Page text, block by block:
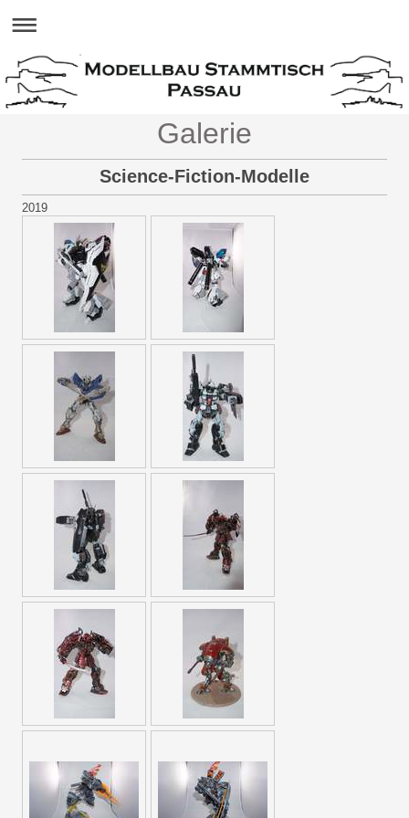
Galerie
Science-Fiction-Modelle
2019